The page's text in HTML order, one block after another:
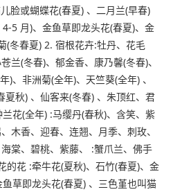
脸或蝴蝶花(春夏) 、二月兰(早春)
5 月)、金鱼草即龙头花(春夏)、金
(冬春夏) 2. 宿根花卉:牡丹、花毛
兰(冬春)、郁金香、康乃馨(冬春)、
)、非洲菊(全年)、天竺葵(全年) 、
夏秋) 、仙客来(冬春) 、朱顶红、君
花(全年) :马缨丹(春秋)、含笑、紫
木香、迎春、连翘、月季、刺玫、
棠、碧桃、紫藤、 :蟹爪兰、佛手
的花 :牵牛花(夏秋)、石竹(春夏)、金
草即龙头花(春夏) 、三色堇也叫猫